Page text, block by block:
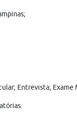
Entrevista;